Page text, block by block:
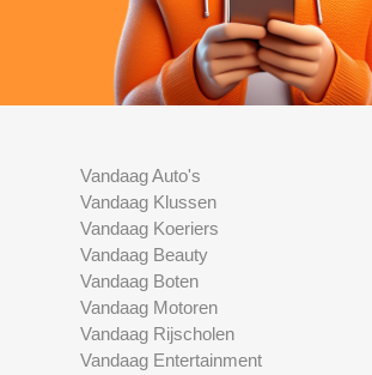
Vandaag Auto's
Vandaag Klussen
Vandaag Koeriers
Vandaag Beauty
Vandaag Boten
Vandaag Motoren
Vandaag Rijscholen
Vandaag Entertainment